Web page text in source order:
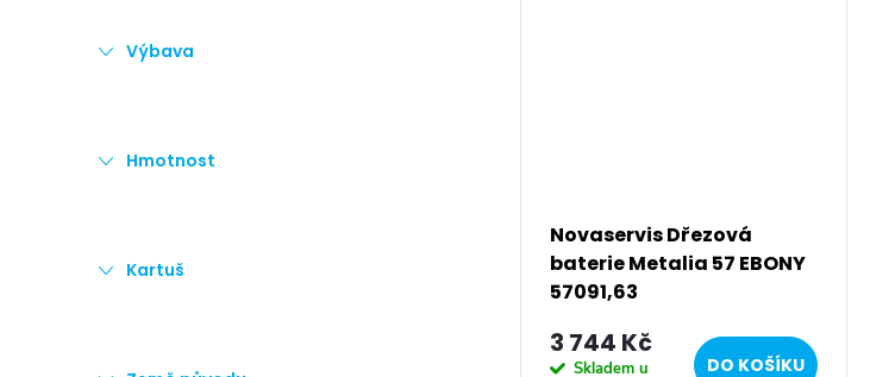
Výbava
Hmotnost
Kartuš
Novaservis Dřezová
baterie Metalia 57 EBONY
57091,63
3 744 Kč
Skladem u DO KOŠÍKU